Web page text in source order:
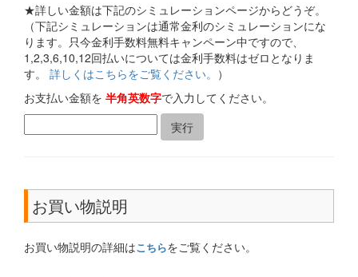
★詳しい金額は下記のシミュレーションページからどうぞ。
（下記シミュレーションは通常金利のシミュレーションにな
ります。只今金利手数料無料キャンペーン中ですので、
1,2,3,6,10,12回払いについては金利手数料はゼロとなりま
す。 詳しくはこちらをご覧ください。 ）
お支払い金額を 半角英数字で入力してください。
お買い物説明
お買い物説明の詳細はこちらをご覧ください。